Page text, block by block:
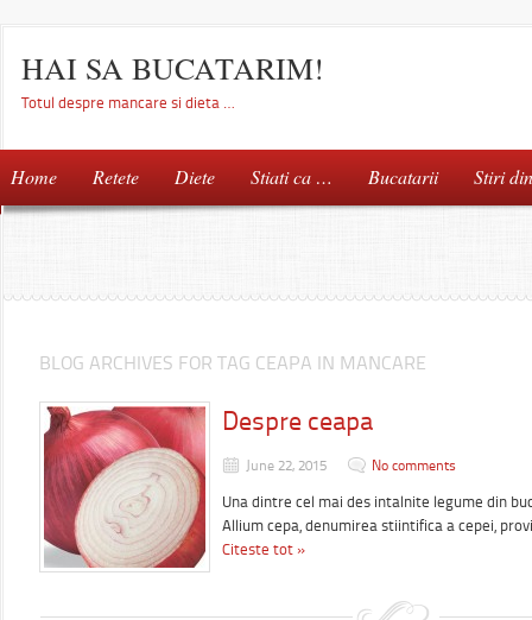
HAI SA BUCATARIM!
Totul despre mancare si dieta …
Home Retete Diete Stiati ca … Bucatarii Stiri
BLOG ARCHIVES FOR TAG CEAPA IN MANCARE
Despre ceapa
June 22, 2015 No comments
Una dintre cel mai des intalnite legume din
Allium cepa, denumirea stiintifica a cepei,
Citeste tot »